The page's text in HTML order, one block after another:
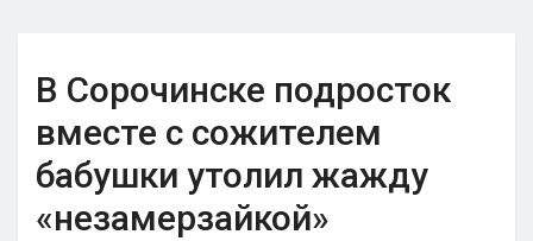
В Сорочинске подросток
вместе с сожителем
бабушки утолил жажду
«незамерзайкой»